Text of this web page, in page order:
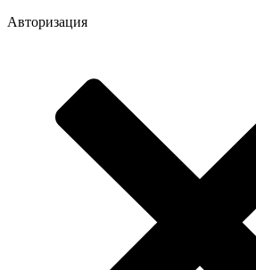
Авторизация